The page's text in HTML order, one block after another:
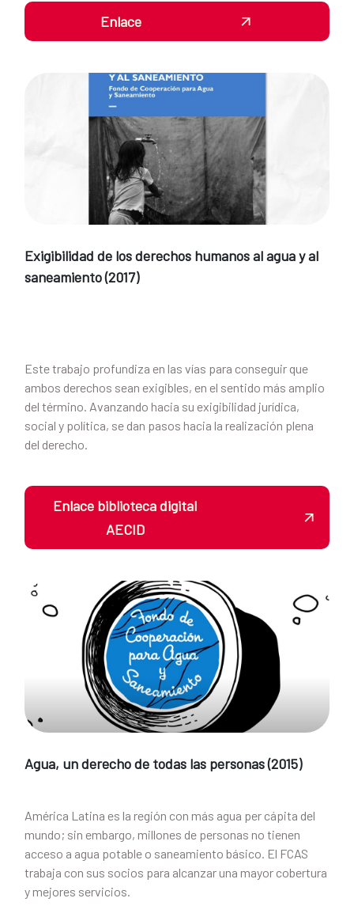
Enlace
Exigibilidad de los derechos humanos al agua y al
saneamiento (2017)
Este trabajo profundiza en las vías para conseguir que
ambos derechos sean exigibles, en el sentido más amplio
del término. Avanzando hacia su exigibilidad jurídica,
social y política, se dan pasos hacia la realización plena
del derecho.
Enlace biblioteca digital
AECID
Agua, un derecho de todas las personas (2015)
América Latina es la región con más agua per cápita del
mundo; sin embargo, millones de personas no tienen
acceso a agua potable o saneamiento básico. El FCAS
trabaja con sus socios para alcanzar una mayor cobertura
y mejores servicios.